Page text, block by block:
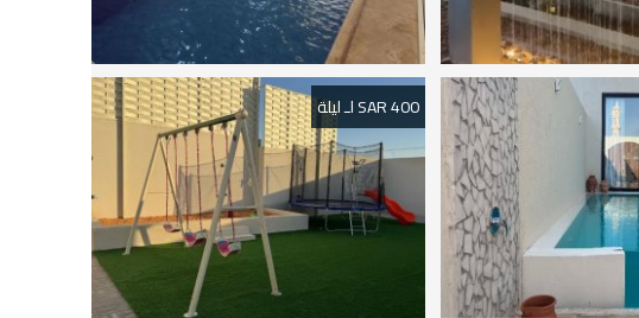
400 SAR لـ ليلة